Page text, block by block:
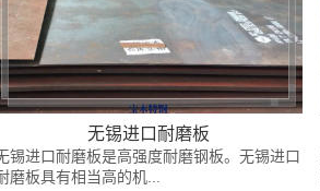
无锡进口耐磨板
锡进口耐磨板是高强度耐磨钢板。无锡进口
磨板具有相当高的机...